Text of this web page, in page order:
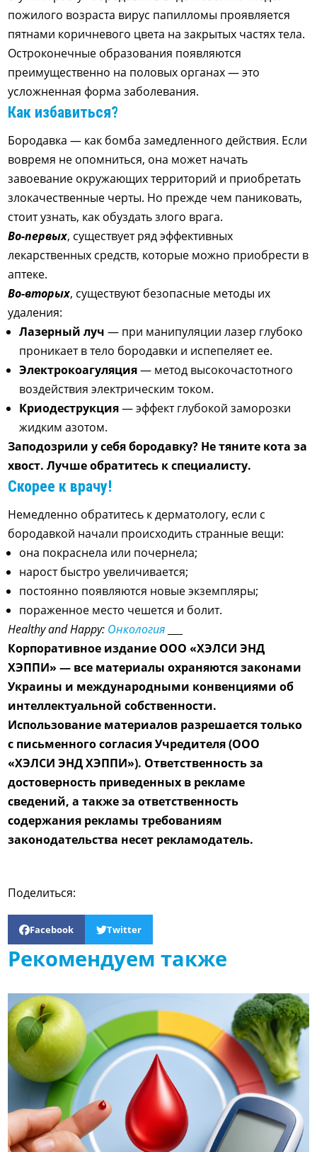
Рекомендуем также
пожилого возраста вирус папилломы проявляется
пятнами коричневого цвета на закрытых частях тела.
Остроконечные образования появляются
преимущественно на половых органах — это
усложненная форма заболевания.
Как избавиться?
Бородавка — как бомба замедленного действия. Если
вовремя не опомниться, она может начать
завоевание окружающих территорий и приобретать
злокачественные черты. Но прежде чем паниковать,
стоит узнать, как обуздать злого врага.
Во-первых, существует ряд эффективных
лекарственных средств, которые можно приобрести в
аптеке.
Во-вторых, существуют безопасные методы их
удаления:
Лазерный луч — при манипуляции лазер глубоко
проникает в тело бородавки и испепеляет ее.
Электрокоагуляция— метод высокочастотного
воздействия электрическим током.
Криодеструкция— эффект глубокой заморозки
жидким азотом.
Заподозрили у себя бородавку? Не тяните кота за
хвост. Лучше обратитесь к специалисту.
Скорее к врачу!
Немедленно обратитесь к дерматологу, если с
бородавкой начали происходить странные вещи:
она покраснела или почернела;
нарост быстро увеличивается;
постоянно появляются новые экземпляры;
пораженное место чешется и болит.
Healthy and Happy: Онкология
Корпоративное издание ООО «ХЭЛСИ ЭНД
ХЭППИ» — все материалы охраняются законами
Украины и международными конвенциями об
интеллектуальной собственности.
Использование материалов разрешается только
с письменного согласия Учредителя (ООО
«ХЭЛСИ ЭНД ХЭППИ»). Ответственность за
достоверность приведенных в рекламе
сведений, а также за ответственность
содержания рекламы требованиям
законодательства несет рекламодатель.
Поделиться:
Facebook Twitter